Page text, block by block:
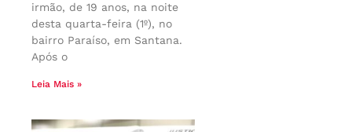
irmão, de 19 anos, na noite
desta quarta-feira (1º), no
bairro Paraíso, em Santana.
Após o
Leia Mais »